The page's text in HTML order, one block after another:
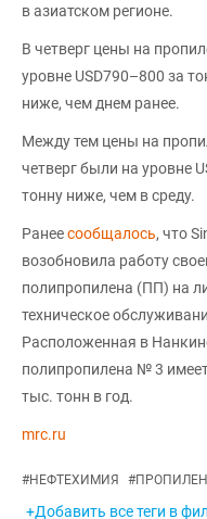
в азиатском регионе.
В четверг цены на
уровне USD790–800 за
ниже, чем днем ранее.
Между тем цены на
четверг были на уровне
тонну ниже, чем в среду.
Ранеесообщалось, что
возобновила работу
полипропилена (ПП) на
техническое
Расположенная в
полипропилена № 3
тыс. тонн в год.
mrc.ru
#НЕФТЕХИМИЯ #ПРОПИЛЕН
+Добавить все теги в